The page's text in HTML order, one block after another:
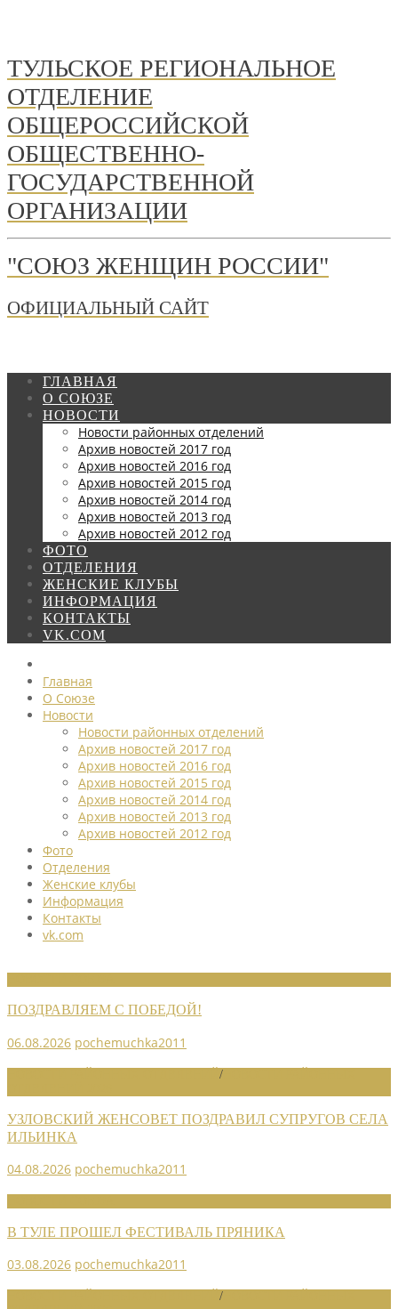
ТУЛЬСКОЕ РЕГИОНАЛЬНОЕ
ОТДЕЛЕНИЕ
ОБЩЕРОССИЙСКОЙ
ОБЩЕСТВЕННО-
ГОСУДАРСТВЕННОЙ
ОРГАНИЗАЦИИ
"СОЮЗ ЖЕНЩИН РОССИИ"
ОФИЦИАЛЬНЫЙ САЙТ
ГЛАВНАЯ
О СОЮЗЕ
НОВОСТИ
Новости районных отделений
Архив новостей 2017 год
Архив новостей 2016 год
Архив новостей 2015 год
Архив новостей 2014 год
Архив новостей 2013 год
Архив новостей 2012 год
ФОТО
ОТДЕЛЕНИЯ
ЖЕНСКИЕ КЛУБЫ
ИНФОРМАЦИЯ
КОНТАКТЫ
VK.COM
Главная
О Союзе
Новости
Новости районных отделений
Архив новостей 2017 год
Архив новостей 2016 год
Архив новостей 2015 год
Архив новостей 2014 год
Архив новостей 2013 год
Архив новостей 2012 год
Фото
Отделения
Женские клубы
Информация
Контакты
vk.com
ПОЗДРАВЛЯЕМ С ПОБЕДОЙ!
06.08.2026 pochemuchka2011
/
УЗЛОВСКИЙ ЖЕНСОВЕТ ПОЗДРАВИЛ СУПРУГОВ СЕЛА
ИЛЬИНКА
04.08.2026 pochemuchka2011
В ТУЛЕ ПРОШЕЛ ФЕСТИВАЛЬ ПРЯНИКА
03.08.2026 pochemuchka2011
/